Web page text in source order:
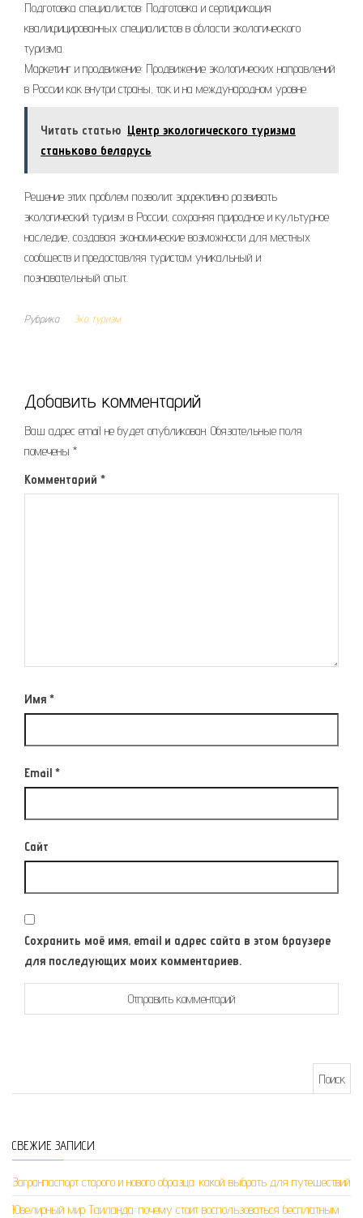
Подготовка специалистов: Подготовка и сертификация
квалифицированных специалистов в области экологического
туризма.
Маркетинг и продвижение: Продвижение экологических направлений
в России как внутри страны, так и на международном уровне.
Читать статью Центр экологического туризма
станьково беларусь
Решение этих проблем позволит эффективно развивать
экологический туризм в России, сохраняя природное и культурное
наследие, создавая экономические возможности для местных
сообществ и предоставляя туристам уникальный и
познавательный опыт.
Рубрика Эко туризм
Добавить комментарий
Ваш адрес email не будет опубликован. Обязательные поля
помечены *
Комментарий *
Имя *
Email *
Сайт
Сохранить моё имя, email и адрес сайта в этом браузере
для последующих моих комментариев.
СВЕЖИЕ ЗАПИСИ
Загранпаспорт старого и нового образца: какой выбрать для путешествий
Ювелирный мир Таиланда: почему стоит воспользоваться бесплатным